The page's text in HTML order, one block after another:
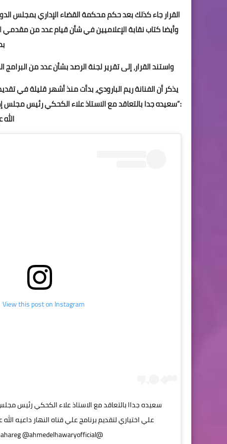
وأيضا كتاب نقابة الإعلاميين في شأن قيام عدد من مقدمي
واستند القرار، إلى تقرير لجنة الرصد بشأن عدد من
يذكر أن الفنانة ريم البارودي، بدأت منذ أشهر قليلة في
:”سعيده جدا بالتعاقد مع الاستاذ علاء الكحكي رئيس مجلس
View this post on Instagram
سعيده جداا بالتعاقد مع الاستاذ علاء الكحكي رئيس
علي اختياري لتقديم برنامج علي قناه النهار داعيه
@alnahareg @ahmedelhawaryofficial